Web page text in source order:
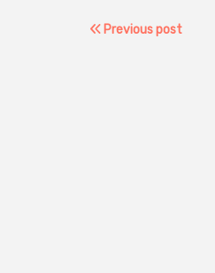
Previous post